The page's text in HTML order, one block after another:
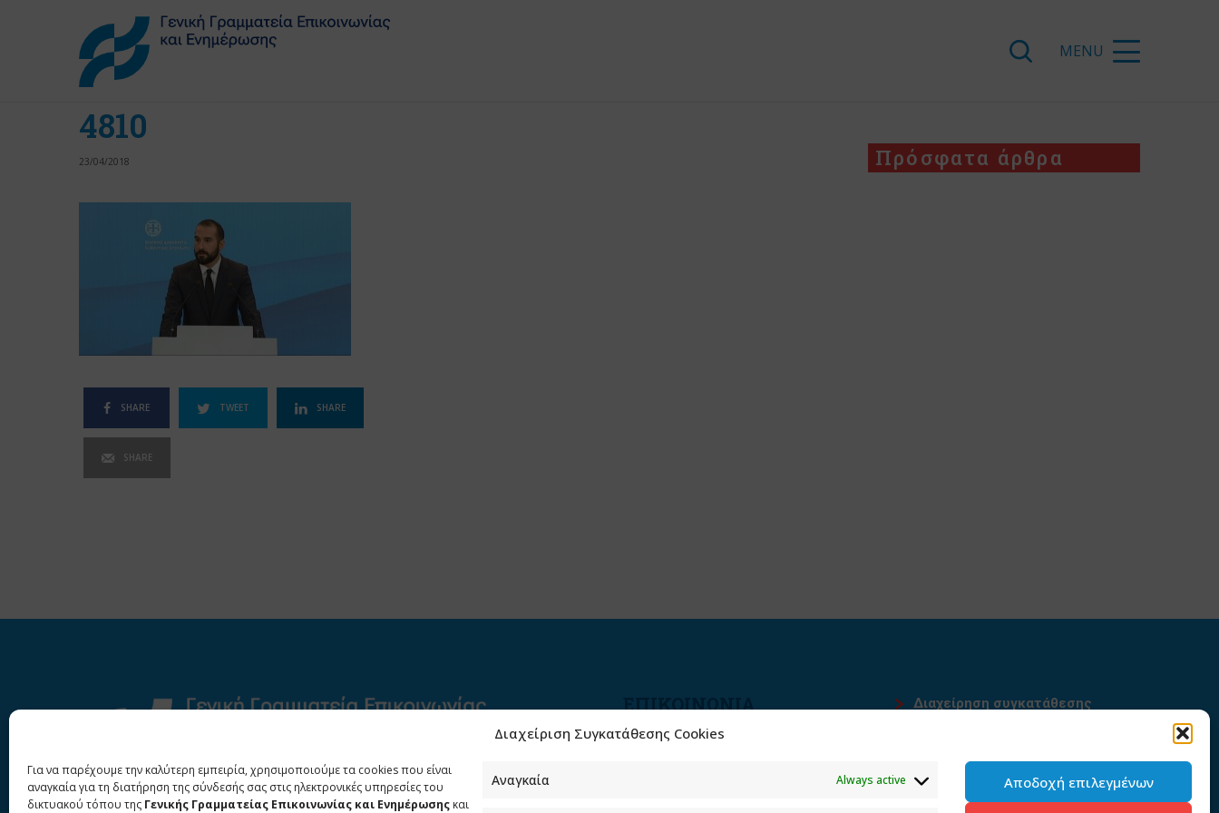
Διαχείριση Συγκατάθεσης Cookies
Για να παρέχουμε την καλύτερη εμπειρία, χρησιμοποιούμε τα cookies που είναι
αναγκαία για τη διατήρηση της σύνδεσής σας στις ηλεκτρονικές υπηρεσίες του
δικτυακού τόπου της Γενικής Γραμματείας Επικοινωνίας και Ενημέρωσης και
Αναγκαία Always active Αποδοχή επιλεγμένων
4810
23/04/2018
SHARE TWEET SHARE
SHARE
Πρόσφατα άρθρα
ΕΠΙΚΟΙΝΩΝΙΑ
Φραγκούδη 11 & Αλεξάνδρου
Διαχείρηση συγκατάθεσης